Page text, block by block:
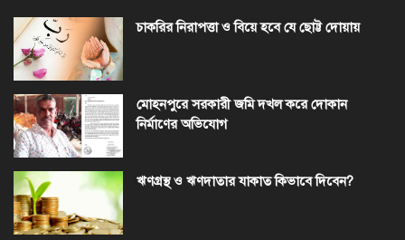
চাকরির নিরাপত্তা ও বিয়ে হবে যে ছোট্ট দোয়ায়
মোহনপুরে সরকারী জমি দখল করে দোকান
নির্মাণের অভিযোগ
ঋণগ্রস্থ ও ঋণদাতার যাকাত কিভাবে দিবেন?